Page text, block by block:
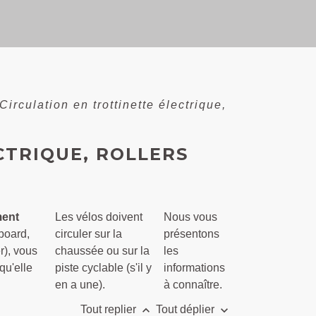
en trottinette électrique,
ROLLERS
vous
Les vélos doivent
circuler sur la
chaussée ou sur la
piste cyclable (s'il y
en a une).
Nous vous
présentons
les
informations
à connaître.
Tout replier keyboard_arrow_up Tout déplier keyboard_arrow_down